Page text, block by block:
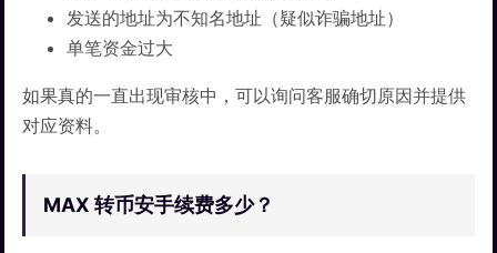
发送的地址为不知名地址（疑似诈骗地址）
单笔资金过大
如果真的一直出现审核中，可以询问客服确切原因并提供
对应资料。
MAX 转币安手续费多少？